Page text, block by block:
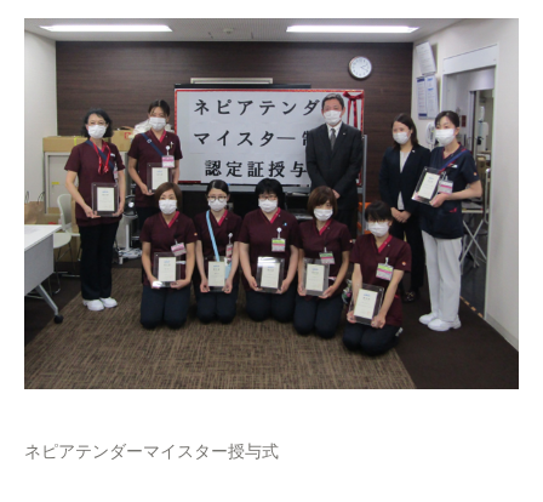
ネピアテンダーマイスター授与式